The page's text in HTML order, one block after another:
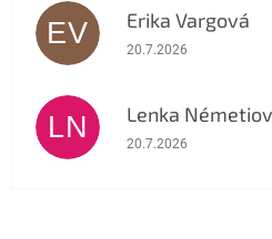
EV Erika Vargová
Hodnotenie obchodu
20.7.2026
LN Lenka
Hodnotenie obchodu
20.7.2026